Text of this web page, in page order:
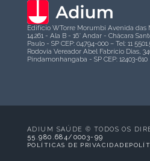
Edifício WTorre Morumbi Avenida das
14.261 - Ala B - 16° Andar - Chácara
Paulo - SP CEP: 04794-000 – Tel: 11
Rodovia Vereador Abel Fabrício Dias,
Pindamonhangaba - SP CEP: 12403-610
ADIUM SAÚDE © TODOS OS
55.980.684/0003-99
POLÍTICAS DE PRIVACIDADE